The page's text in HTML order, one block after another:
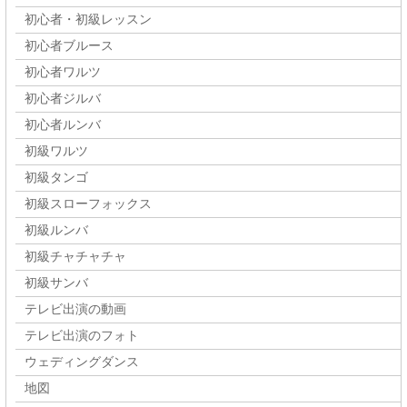
初心者・初級レッスン
初心者ブルース
初心者ワルツ
初心者ジルバ
初心者ルンバ
初級ワルツ
初級タンゴ
初級スローフォックス
初級ルンバ
初級チャチャチャ
初級サンバ
テレビ出演の動画
テレビ出演のフォト
ウェディングダンス
地図